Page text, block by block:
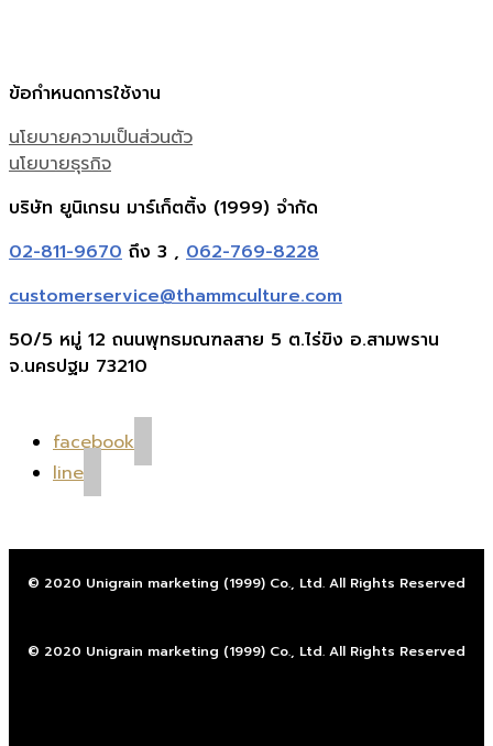
ข้อกำหนดการใช้งาน
นโยบายความเป็นส่วนตัว
นโยบายธุรกิจ
บริษัท ยูนิเกรน มาร์เก็ตติ้ง (1999) จำกัด
02-811-9670 ถึง 3 , 062-769-8228
customerservice@thammculture.com
50/5 หมู่ 12 ถนนพุทธมณฑลสาย 5 ต.ไร่ขิง อ.สามพราน
จ.นครปฐม 73210
facebook
line
© 2020 Unigrain marketing (1999) Co., Ltd. All Rights Reserved
© 2020 Unigrain marketing (1999) Co., Ltd. All Rights Reserved